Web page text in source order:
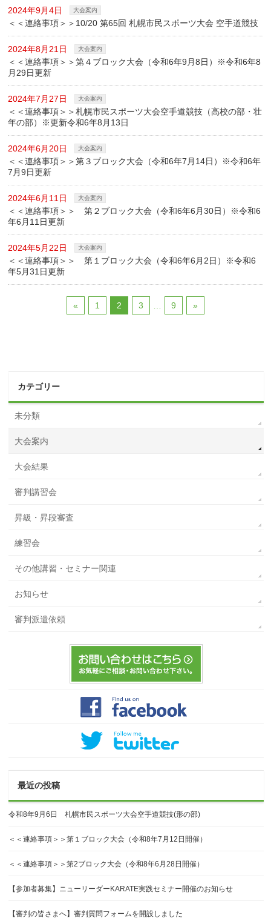
2024年9月4日 大会案内
＜＜連絡事項＞＞10/20 第65回 札幌市民スポーツ大会 空手道競技
2024年8月21日 大会案内
＜＜連絡事項＞＞第４ブロック大会（令和6年9月8日）※令和6年8
月29日更新
2024年7月27日 大会案内
＜＜連絡事項＞＞札幌市民スポーツ大会空手道競技（高校の部・壮
年の部）※更新令和6年8月13日
2024年6月20日 大会案内
＜＜連絡事項＞＞第３ブロック大会（令和6年7月14日）※令和6年
7月9日更新
2024年6月11日 大会案内
＜＜連絡事項＞＞ 第２ブロック大会（令和6年6月30日）※令和6
年6月11日更新
2024年5月22日 大会案内
＜＜連絡事項＞＞ 第１ブロック大会（令和6年6月2日）※令和6
年5月31日更新
« 1 2 3 9 »
カテゴリー
未分類
大会案内
大会結果
審判講習会
昇級・昇段審査
練習会
その他講習・セミナー関連
お知らせ
審判派遣依頼
最近の投稿
令和8年9月6日 札幌市民スポーツ大会空手道競技(形の部)
＜＜連絡事項＞＞第１ブロック大会（令和8年7月12日開催）
＜＜連絡事項＞＞第2ブロック大会（令和8年6月28日開催）
【参加者募集】ニューリーダーKARATE実践セミナー開催のお知らせ
【審判の皆さまへ】審判質問フォームを開設しました